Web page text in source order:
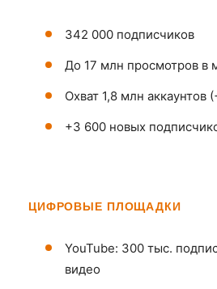
342 000 подписчиков
До 17 млн просмотров в
Охват 1,8 млн аккаунтов
+3 600 новых
ЦИФРОВЫЕ ПЛОЩАДКИ
YouTube: 300 тыс.
видео